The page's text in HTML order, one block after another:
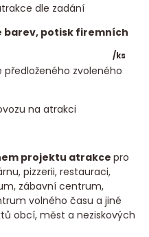
/ks
dle zadání
barev, potisk firemních
zvoleného
na atrakci
projektu atrakcepro
pizzerii, restauraci,
zábavní centrum,
volného času a jiné
obcí, měst a neziskových